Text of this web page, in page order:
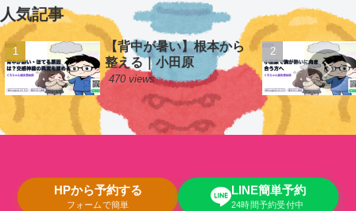
人気記事
【背中が暑い】根本から
整える｜小田原
470 views
HPから予約する
フォームで簡単
LINE簡単予約
24時間予約受付中